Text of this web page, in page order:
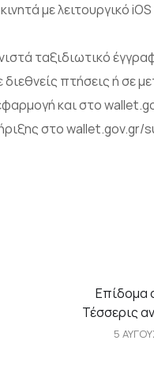
με λειτουργικό
ταξιδιωτικό
πτήσεις ή σε
και στο
στο wallet.gov.gr/
Επίδομα
Τέσσερις
5